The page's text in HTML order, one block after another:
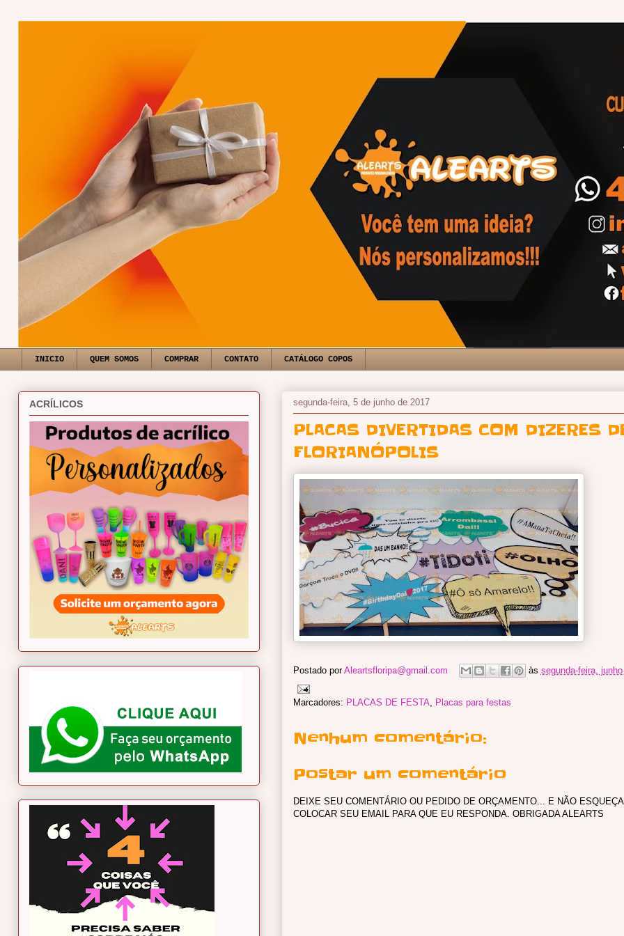
INICIO QUEM SOMOS COMPRAR CONTATO CATÁLOGO COPOS
segunda-feira, 5 de junho de 2017
PLACAS DIVERTIDAS COM DIZERES
FLORIANÓPOLIS
Postado porAleartsfloripa@gmail.com às segunda-feira,
Marcadores: PLACAS DE FESTA, Placas para festas
Nenhum comentário:
Postar um comentário
DEIXE SEU COMENTÁRIO OU PEDIDO DE ORÇAMENTO... E NÃO
COLOCAR SEU EMAIL PARA QUE EU RESPONDA. OBRIGADA ALEARTS
ACRÍLICOS